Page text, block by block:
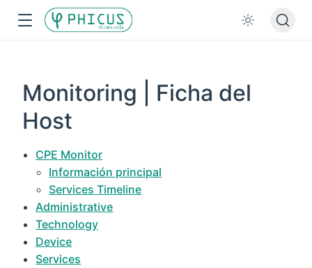
Monitoring | Ficha del
Host
CPE Monitor
Información principal
Services Timeline
Administrative
Technology
Device
Services